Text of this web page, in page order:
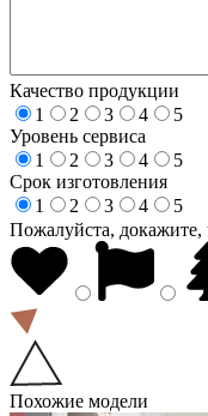
Качество продукции
1
2 3 4
5
Уровень сервиса
1
2 3 4
5
Срок изготовления
1
2 3 4
5
Пожалуйста, докажите,
Похожие модели